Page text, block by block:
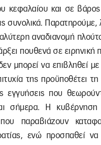
κεφαλαίου και σε
συνολικά. Παρατηρούμε,
αναδιανομή
πουθενά σε ειρηνική
μπορεί να επιβληθεί
της προϋποθέτει
εγγυήσεις που
σήμερα. Η
που παραβιάζουν
ενώ προσπαθεί να